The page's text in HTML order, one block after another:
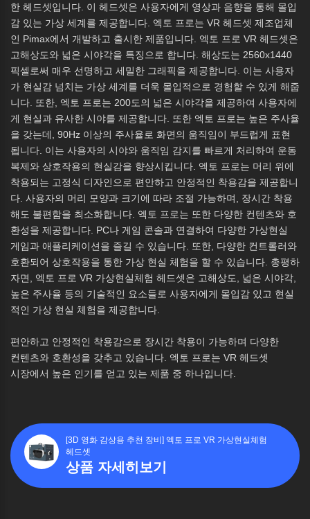
한 헤드셋입니다. 이 헤드셋은 사용자에게 영상과 음향을 통해 몰입
감 있는 가상 세계를 제공합니다. 엑토 프로는 VR 헤드셋 제조업체
인 Pimax에서 개발하고 출시한 제품입니다. 엑토 프로 VR 헤드셋은
고해상도와 넓은 시야각을 특징으로 합니다. 해상도는 2560x1440
픽셀로써 매우 선명하고 세밀한 그래픽을 제공합니다. 이는 사용자
가 현실감 넘치는 가상 세계를 더욱 몰입적으로 경험할 수 있게 해줍
니다. 또한, 엑토 프로는 200도의 넓은 시야각을 제공하여 사용자에
게 현실과 유사한 시야를 제공합니다. 또한 엑토 프로는 높은 주사율
을 갖는데, 90Hz 이상의 주사율로 화면의 움직임이 부드럽게 표현
됩니다. 이는 사용자의 시야와 움직임 감지를 빠르게 처리하여 운동
복제와 상호작용의 현실감을 향상시킵니다. 엑토 프로는 머리 위에
착용되는 고정식 디자인으로 편안하고 안정적인 착용감을 제공합니
다. 사용자의 머리 모양과 크기에 따라 조절 가능하며, 장시간 착용
해도 불편함을 최소화합니다. 엑토 프로는 또한 다양한 컨텐츠와 호
환성을 제공합니다. PC나 게임 콘솔과 연결하여 다양한 가상현실
게임과 애플리케이션을 즐길 수 있습니다. 또한, 다양한 컨트롤러와
호환되어 상호작용을 통한 가상 현실 체험을 할 수 있습니다. 총평하
자면, 엑토 프로 VR 가상현실체험 헤드셋은 고해상도, 넓은 시야각,
높은 주사율 등의 기술적인 요소들로 사용자에게 몰입감 있고 현실
적인 가상 현실 체험을 제공합니다.
편안하고 안정적인 착용감으로 장시간 착용이 가능하며 다양한
컨텐츠와 호환성을 갖추고 있습니다. 엑토 프로는 VR 헤드셋
시장에서 높은 인기를 얻고 있는 제품 중 하나입니다.
[3D 영화 감상용 추천 장비] 엑토 프로 VR 가상현실체험
헤드셋
상품 자세히보기